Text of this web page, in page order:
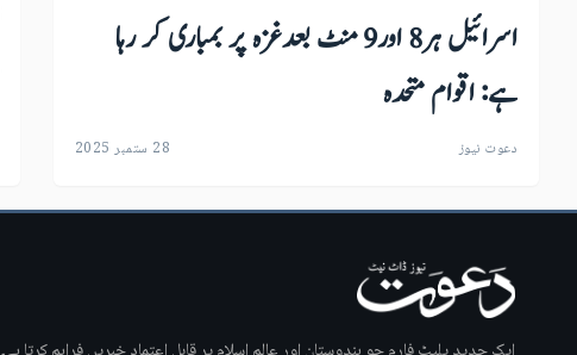
اسرائیل ہر8 اور9 منٹ بعدغزہ پر بمباری کر رہا
ہے: اقوام متحدہ
دعوت نیوز 28 ستمبر 2025